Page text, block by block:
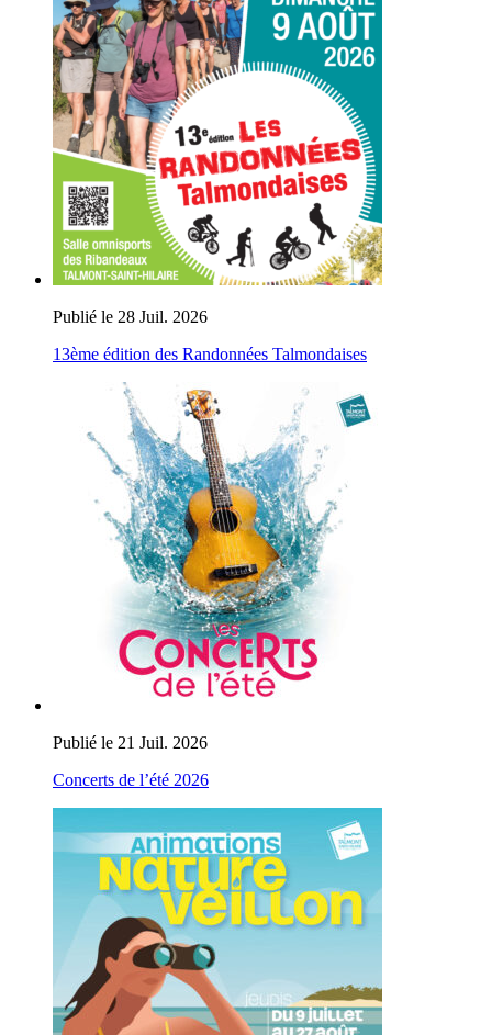
Publié le 28 Juil. 2026
13ème édition des Randonnées Talmondaises
Publié le 21 Juil. 2026
Concerts de l’été 2026